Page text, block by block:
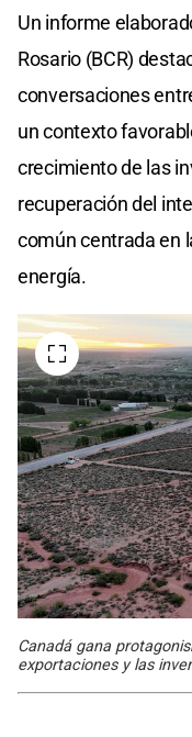
Un informe
Rosario (BCR)
conversaciones
un contexto
crecimiento de las
recuperación del
común centrada en
energía.
Canadá gana
exportaciones y las